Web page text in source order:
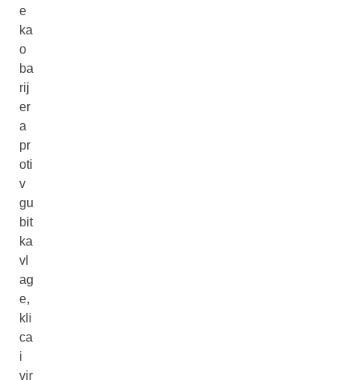
e
ka
o
ba
rij
er
a
pr
oti
v
gu
bit
ka
vl
ag
e,
kli
ca
i
vir